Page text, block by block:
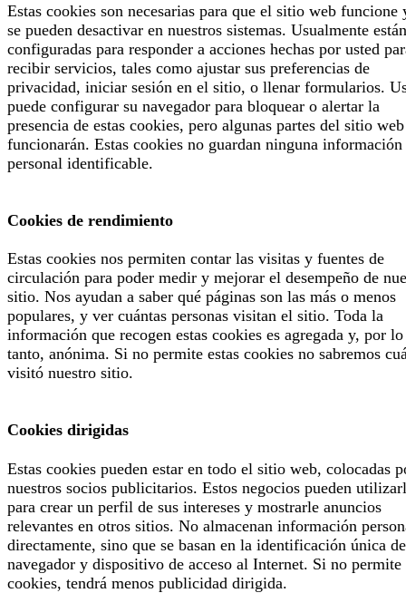
Estas cookies son necesarias para que el sitio web funcione
se pueden desactivar en nuestros sistemas. Usualmente están
configuradas para responder a acciones hechas por usted
recibir servicios, tales como ajustar sus preferencias de
privacidad, iniciar sesión en el sitio, o llenar formularios.
puede configurar su navegador para bloquear o alertar la
presencia de estas cookies, pero algunas partes del sitio
funcionarán. Estas cookies no guardan ninguna información
personal identificable.
Cookies de rendimiento
Estas cookies nos permiten contar las visitas y fuentes de
circulación para poder medir y mejorar el desempeño de
sitio. Nos ayudan a saber qué páginas son las más o menos
populares, y ver cuántas personas visitan el sitio. Toda la
información que recogen estas cookies es agregada y, por lo
tanto, anónima. Si no permite estas cookies no sabremos
visitó nuestro sitio.
Cookies dirigidas
Estas cookies pueden estar en todo el sitio web, colocadas
nuestros socios publicitarios. Estos negocios pueden
para crear un perfil de sus intereses y mostrarle anuncios
relevantes en otros sitios. No almacenan información
directamente, sino que se basan en la identificación única
navegador y dispositivo de acceso al Internet. Si no permite
cookies, tendrá menos publicidad dirigida.